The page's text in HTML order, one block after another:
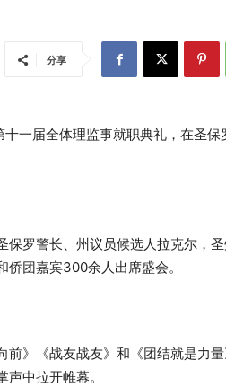
分享
一届全体理监事就职典礼，在圣保
保罗警长、州议员候选人拉克尔，
团嘉宾300余人出席盛会。
》《战友战友》和《团结就是力
中拉开帷幕。